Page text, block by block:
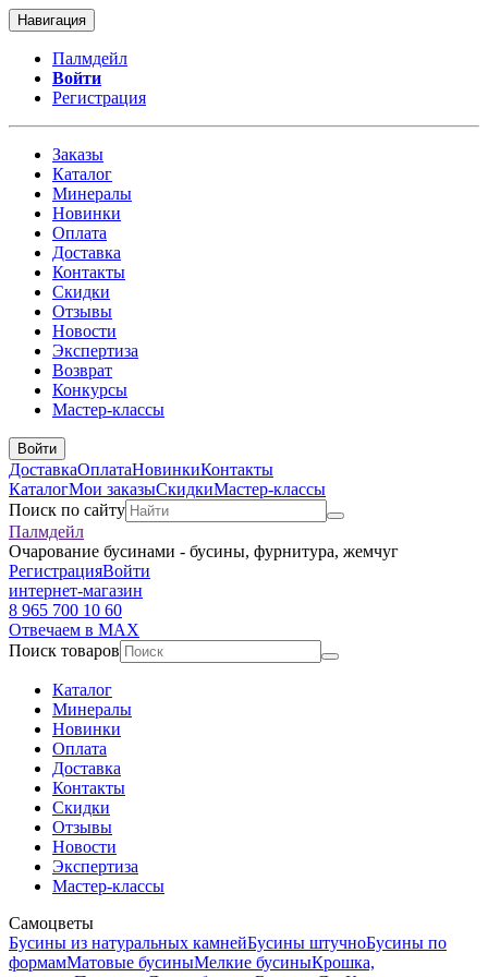
Навигация
Палмдейл
Войти
Регистрация
Заказы
Каталог
Минералы
Новинки
Оплата
Доставка
Контакты
Скидки
Отзывы
Новости
Экспертиза
Возврат
Конкурсы
Мастер-классы
Войти
ДоставкаОплатаНовинкиКонтакты
КаталогМои заказыСкидкиМастер-классы
Поиск по сайту
Палмдейл
Очарование бусинами - бусины, фурнитура, жемчуг
РегистрацияВойти
интернет-магазин
8 965 700 10 60
Отвечаем в MAX
Поиск товаров
Каталог
Минералы
Новинки
Оплата
Доставка
Контакты
Скидки
Отзывы
Новости
Экспертиза
Мастер-классы
Самоцветы
Бусины из натуральных камнейБусины штучноБусины по
формамМатовые бусиныМелкие бусиныКрошка,